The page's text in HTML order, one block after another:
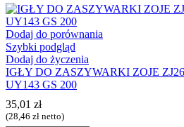
Dodaj do porównania
Szybki podgląd
Dodaj do życzenia
IGŁY DO ZASZYWARKI ZOJE
UY143 GS 200
35,01 zł
(28,46 zł netto)